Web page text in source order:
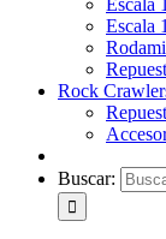
Escala
Escala
Rock
Buscar: